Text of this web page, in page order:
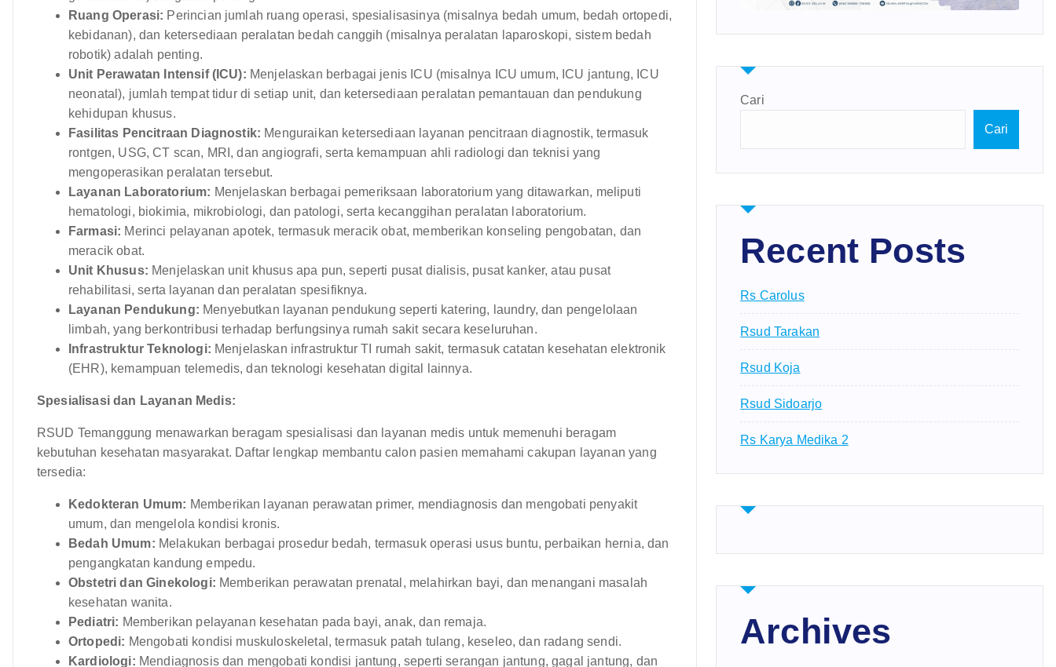
Ruang Operasi: Perincian jumlah ruang operasi, spesialisasinya (misalnya bedah umum, bedah ortopedi,
kebidanan), dan ketersediaan peralatan bedah canggih (misalnya peralatan laparoskopi, sistem bedah
robotik) adalah penting.
Unit Perawatan Intensif (ICU): Menjelaskan berbagai jenis ICU (misalnya ICU umum, ICU jantung, ICU
neonatal), jumlah tempat tidur di setiap unit, dan ketersediaan peralatan pemantauan dan pendukung
kehidupan khusus.
Fasilitas Pencitraan Diagnostik: Menguraikan ketersediaan layanan pencitraan diagnostik, termasuk
rontgen, USG, CT scan, MRI, dan angiografi, serta kemampuan ahli radiologi dan teknisi yang
mengoperasikan peralatan tersebut.
Layanan Laboratorium: Menjelaskan berbagai pemeriksaan laboratorium yang ditawarkan, meliputi
hematologi, biokimia, mikrobiologi, dan patologi, serta kecanggihan peralatan laboratorium.
Farmasi: Merinci pelayanan apotek, termasuk meracik obat, memberikan konseling pengobatan, dan
meracik obat.
Unit Khusus: Menjelaskan unit khusus apa pun, seperti pusat dialisis, pusat kanker, atau pusat
rehabilitasi, serta layanan dan peralatan spesifiknya.
Layanan Pendukung: Menyebutkan layanan pendukung seperti katering, laundry, dan pengelolaan
limbah, yang berkontribusi terhadap berfungsinya rumah sakit secara keseluruhan.
Infrastruktur Teknologi: Menjelaskan infrastruktur TI rumah sakit, termasuk catatan kesehatan elektronik
(EHR), kemampuan telemedis, dan teknologi kesehatan digital lainnya.
Spesialisasi dan Layanan Medis:
RSUD Temanggung menawarkan beragam spesialisasi dan layanan medis untuk memenuhi beragam
kebutuhan kesehatan masyarakat. Daftar lengkap membantu calon pasien memahami cakupan layanan yang
tersedia:
Kedokteran Umum: Memberikan layanan perawatan primer, mendiagnosis dan mengobati penyakit
umum, dan mengelola kondisi kronis.
Bedah Umum: Melakukan berbagai prosedur bedah, termasuk operasi usus buntu, perbaikan hernia, dan
pengangkatan kandung empedu.
Obstetri dan Ginekologi: Memberikan perawatan prenatal, melahirkan bayi, dan menangani masalah
kesehatan wanita.
Pediatri: Memberikan pelayanan kesehatan pada bayi, anak, dan remaja.
Ortopedi: Mengobati kondisi muskuloskeletal, termasuk patah tulang, keseleo, dan radang sendi.
Kardiologi: Mendiagnosis dan mengobati kondisi jantung, seperti serangan jantung, gagal jantung, dan
Cari
Cari
Recent Posts
Rs Carolus
Rsud Tarakan
Rsud Koja
Rsud Sidoarjo
Rs Karya Medika 2
Archives